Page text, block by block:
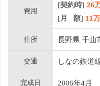
費用
[契約時] 26
[月 額] 11
住所 長野県 千曲
交通 しなの鉄道
完成日 2006年4月